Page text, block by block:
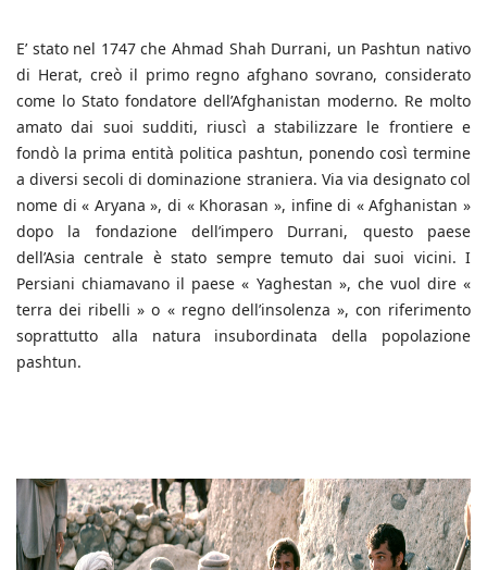
E’ stato nel 1747 che Ahmad Shah Durrani, un Pashtun nativo
di Herat, creò il primo regno afghano sovrano, considerato
come lo Stato fondatore dell’Afghanistan moderno. Re molto
amato dai suoi sudditi, riuscì a stabilizzare le frontiere e
fondò la prima entità politica pashtun, ponendo così termine
a diversi secoli di dominazione straniera. Via via designato col
nome di « Aryana », di « Khorasan », infine di « Afghanistan »
dopo la fondazione dell’impero Durrani, questo paese
dell’Asia centrale è stato sempre temuto dai suoi vicini. I
Persiani chiamavano il paese « Yaghestan », che vuol dire «
terra dei ribelli » o « regno dell’insolenza », con riferimento
soprattutto alla natura insubordinata della popolazione
pashtun.